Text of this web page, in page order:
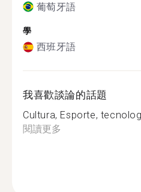
葡萄牙語
學
西班牙語
我喜歡談論的話題
Cultura, Esporte,
閱讀更多